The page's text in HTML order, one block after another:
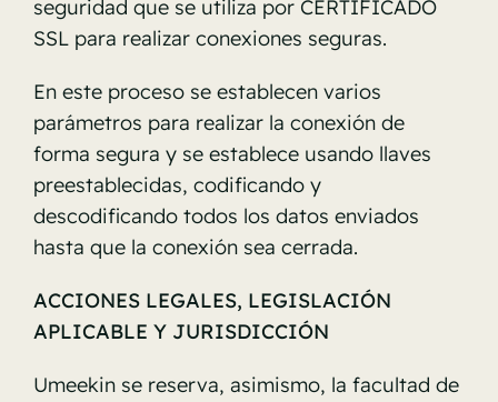
seguridad que se utiliza por CERTIFICADO
SSL para realizar conexiones seguras.
En este proceso se establecen varios
parámetros para realizar la conexión de
forma segura y se establece usando llaves
preestablecidas, codificando y
descodificando todos los datos enviados
hasta que la conexión sea cerrada.
ACCIONES LEGALES, LEGISLACIÓN
APLICABLE Y JURISDICCIÓN
Umeekin se reserva, asimismo, la facultad de